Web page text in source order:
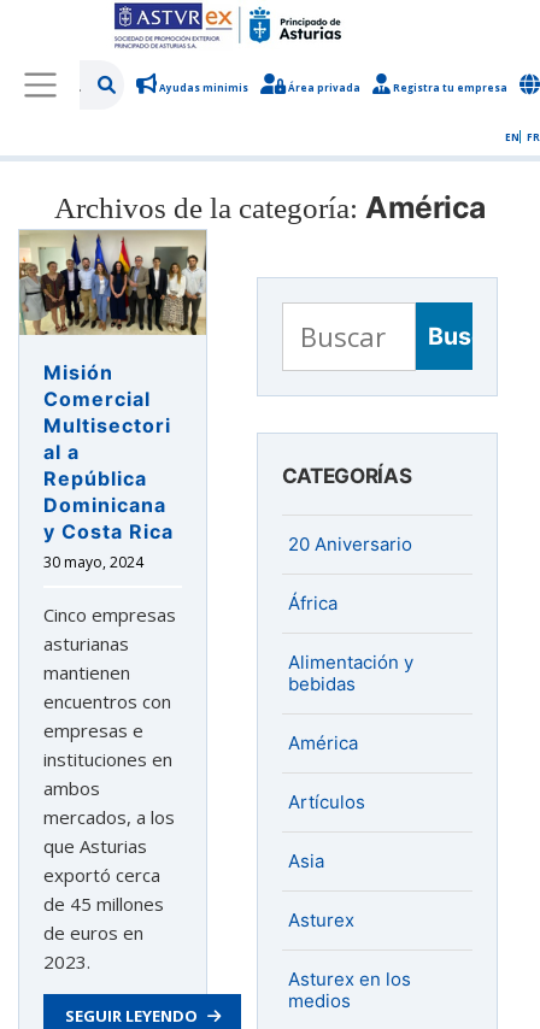
Ayudas minimis Área privada Registra tu empresa
EN FR
Archivos de la categoría:América
Misión
Comercial
Multisectori
al a
República
Dominicana
y Costa Rica
30 mayo, 2024
Cinco empresas
asturianas
mantienen
encuentros con
empresas e
instituciones en
ambos
mercados, a los
que Asturias
exportó cerca
de 45 millones
de euros en
2023.
SEGUIR LEYENDO
Buscar:
CATEGORÍAS
20 Aniversario
África
Alimentación y
bebidas
América
Artículos
Asia
Asturex
Asturex en los
medios